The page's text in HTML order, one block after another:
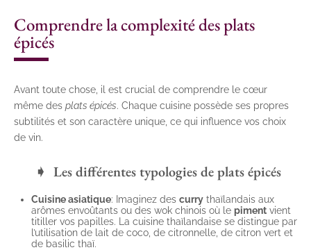
Comprendre la complexité des plats
épicés
Avant toute chose, il est crucial de comprendre le cœur
même des plats épicés. Chaque cuisine possède ses propres
subtilités et son caractère unique, ce qui influence vos choix
de vin.
Les différentes typologies de plats épicés
Cuisine asiatique: Imaginez des curry thaïlandais aux
arômes envoûtants ou des wok chinois où le piment vient
titiller vos papilles. La cuisine thaïlandaise se distingue par
l’utilisation de lait de coco, de citronnelle, de citron vert et
de basilic thaï.